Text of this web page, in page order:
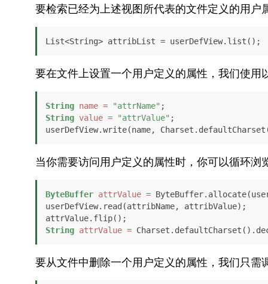
要检索已经为上述视图所代表的文件定义的用户
List<String> attribList = userDefView.list();
要在文件上设置一个用户定义的属性，我们使用
String name = "attrName"
String value = "attrValue" ;
userDefView.write(name,
当你需要访问用户定义的属性时，你可以循环
ByteBuffer attrValue =
userDefView.read(attribName, attribValue);
String attrValue =
要从文件中删除一个用户定义的属性，我们只需